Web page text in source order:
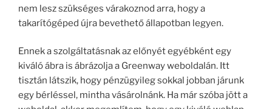
nem lesz szükséges várakoznod arra, hogy a
takarítógéped újra bevethető állapotban legyen.
Ennek a szolgáltatásnak az előnyét egyébként egy
kiváló ábra is ábrázolja a Greenway weboldalán. Itt
tisztán látszik, hogy pénzügyileg sokkal jobban járunk
egy bérléssel, mintha vásárolnánk. Ha már szóba jött a